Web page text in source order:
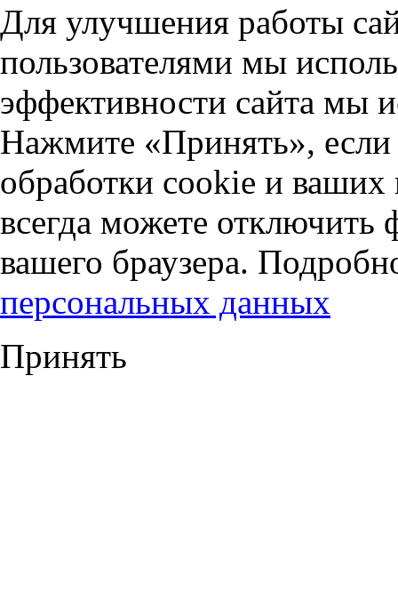
Для улучшения работы
пользователями мы
эффективности сайта мы
Нажмите «Принять», если
обработки cookie и
всегда можете отключить
вашего браузера.
персональных данных
Принять